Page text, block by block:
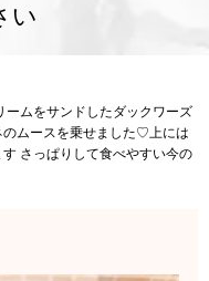
い
ムをサンドしたダックワーズ
ムースを乗せました♡上には
さっぱりして食べやすい今の